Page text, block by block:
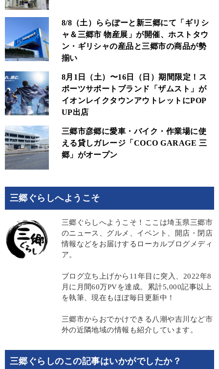
8/8（土）ららぽーと新三郷にて「ギリシ
ャ＆三郷市 物産展」が開催、ホストタウ
ン・ギリシャの産品と三郷市の商品が勢
揃い
8月1日（土）〜16日（日）期間限定！ス
ポーツサポートブランド「ザムスト」が
イオンレイクタウンアウトレットにPOP
UP出店
三郷市彦郷に愛車・バイク・作業場に使
える貸しガレージ「COCO GARAGE 三
郷」がオープン
三郷ぐらしへようこそ
三郷ぐらしへようこそ！ここは埼玉県三郷市
のニュース、グルメ、イベント、開店・閉店
情報などをお届けするローカルブログメディ
ア。
ブログ立ち上げから11年目に突入、2022年8
月に月間60万PVを達成。累計5,000記事以上
を執筆、現在もほぼ毎日更新中！
三郷市からおでかけできる八潮や吉川など市
外の近隣地域の情報も紹介しています。
三郷ぐらしのこの記事はいかがでしたか？